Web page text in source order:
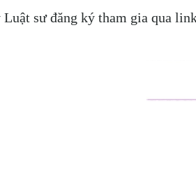
sư đăng ký tham gia qua